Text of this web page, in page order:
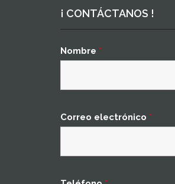
¡ CONTÁCTANOS !
Nombre *
Correo electrónico *